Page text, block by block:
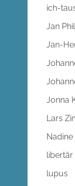
ich-
Jan
Jan-
Jonna
Lars
libertär
lupus